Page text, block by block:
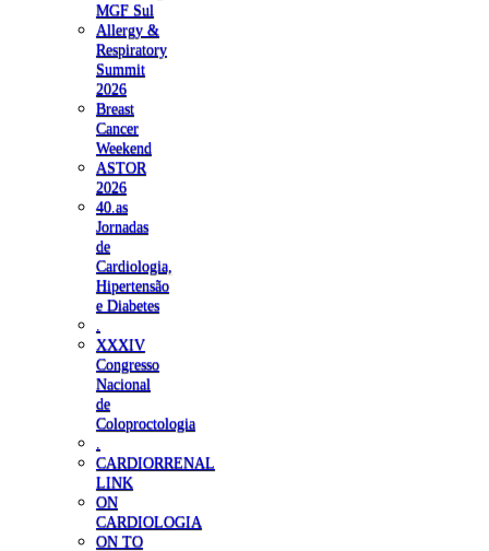
MGF Sul
Allergy &
Respiratory
Summit
2026
Breast
Cancer
Weekend
ASTOR
2026
40.as
Jornadas
de
Cardiologia,
Hipertensão
e Diabetes
XXXIV
Congresso
Nacional
de
Coloproctologia
CARDIORRENAL
LINK
ON
CARDIOLOGIA
ON TO